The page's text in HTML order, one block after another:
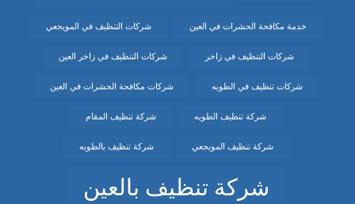
خدمة مكافحة الحشرات في العين شركات التنظيف في المويجعي
شركات التنظيف في زاخر شركات التنظيف في زاخر العين
شركات تنظيف في الطويه شركات مكافحة الحشرات في العين
شركة تنظيف الطويه شركة تنظيف المقام
شركة تنظيف المويجعي شركة تنظيف بالطويه
شركة تنظيف بالعين